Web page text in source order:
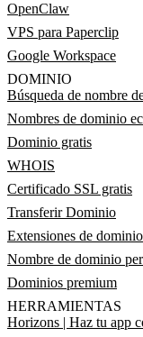
OpenClaw
VPS para Paperclip
Google Workspace
DOMINIO
Búsqueda de nombre
Nombres de dominio
Dominio gratis
WHOIS
Certificado SSL gratis
Transferir Dominio
Extensiones de dominio
Nombre de dominio
Dominios premium
HERRAMIENTAS
Horizons | Haz tu app